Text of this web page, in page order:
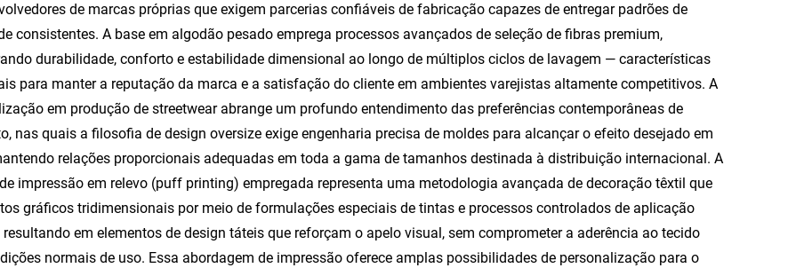
de marcas próprias que exigem parcerias confiáveis de fabricação capazes de entregar padrões de
consistentes. A base em algodão pesado emprega processos avançados de seleção de fibras premium,
durabilidade, conforto e estabilidade dimensional ao longo de múltiplos ciclos de lavagem — características
para manter a reputação da marca e a satisfação do cliente em ambientes varejistas altamente competitivos. A
em produção de streetwear abrange um profundo entendimento das preferências contemporâneas de
nas quais a filosofia de design oversize exige engenharia precisa de moldes para alcançar o efeito desejado em
relações proporcionais adequadas em toda a gama de tamanhos destinada à distribuição internacional. A
impressão em relevo (puff printing) empregada representa uma metodologia avançada de decoração têxtil que
gráficos tridimensionais por meio de formulações especiais de tintas e processos controlados de aplicação
resultando em elementos de design táteis que reforçam o apelo visual, sem comprometer a aderência ao tecido
normais de uso. Essa abordagem de impressão oferece amplas possibilidades de personalização para o